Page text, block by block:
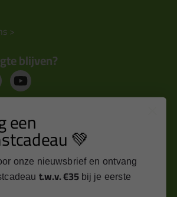
>
blijven?
deals rechtstreeks in je
Inschrijven
een
💚
onze nieuwsbrief en ontvang
t.w.v. €35 bij je eerste